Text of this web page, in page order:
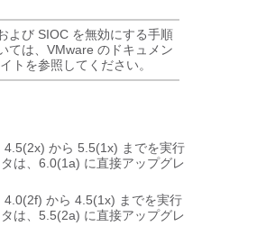
よび SIOC を無効にする手順
ては、VMware のドキュメン
トを参照してください。
4.5(2x) から 5.5(1x) までを実行
は、6.0(1a) に直接アップグレ
4.0(2f) から 4.5(1x) までを実行
は、5.5(2a) に直接アップグレ